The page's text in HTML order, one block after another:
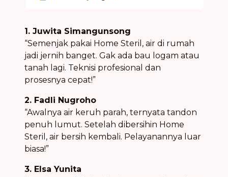
1. Juwita Simangunsong
“Semenjak pakai Home Steril, air di rumah
jadi jernih banget. Gak ada bau logam atau
tanah lagi. Teknisi profesional dan
prosesnya cepat!”
2. Fadli Nugroho
“Awalnya air keruh parah, ternyata tandon
penuh lumut. Setelah dibersihin Home
Steril, air bersih kembali. Pelayanannya luar
biasa!”
3. Elsa Yunita